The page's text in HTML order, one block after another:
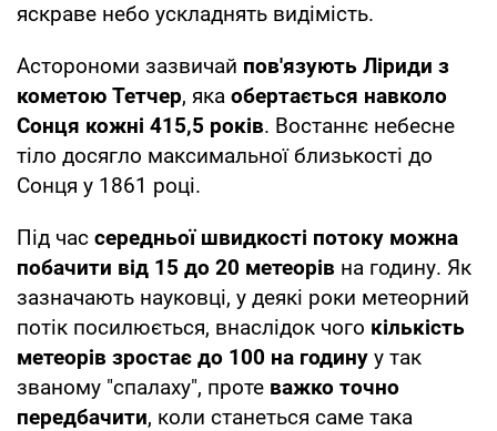
яскраве небо ускладнять видімість.
Асторономи зазвичай пов'язують Ліриди з
кометою Тетчер, яка обертається навколо
Сонця кожні 415,5 років. Востаннє небесне
тіло досягло максимальної близькості до
Сонця у 1861 році.
Під час середньої швидкості потоку можна
побачити від 15 до 20 метеорів на годину. Як
зазначають науковці, у деякі роки метеорний
потік посилюється, внаслідок чого кількість
метеорів зростає до 100 на годину у так
званому "спалаху", проте важко точно
передбачити, коли станеться саме така